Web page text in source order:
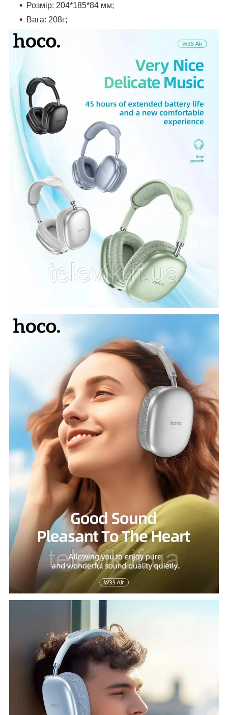
Розмір: 204*185*84 мм;
Вага: 208г;